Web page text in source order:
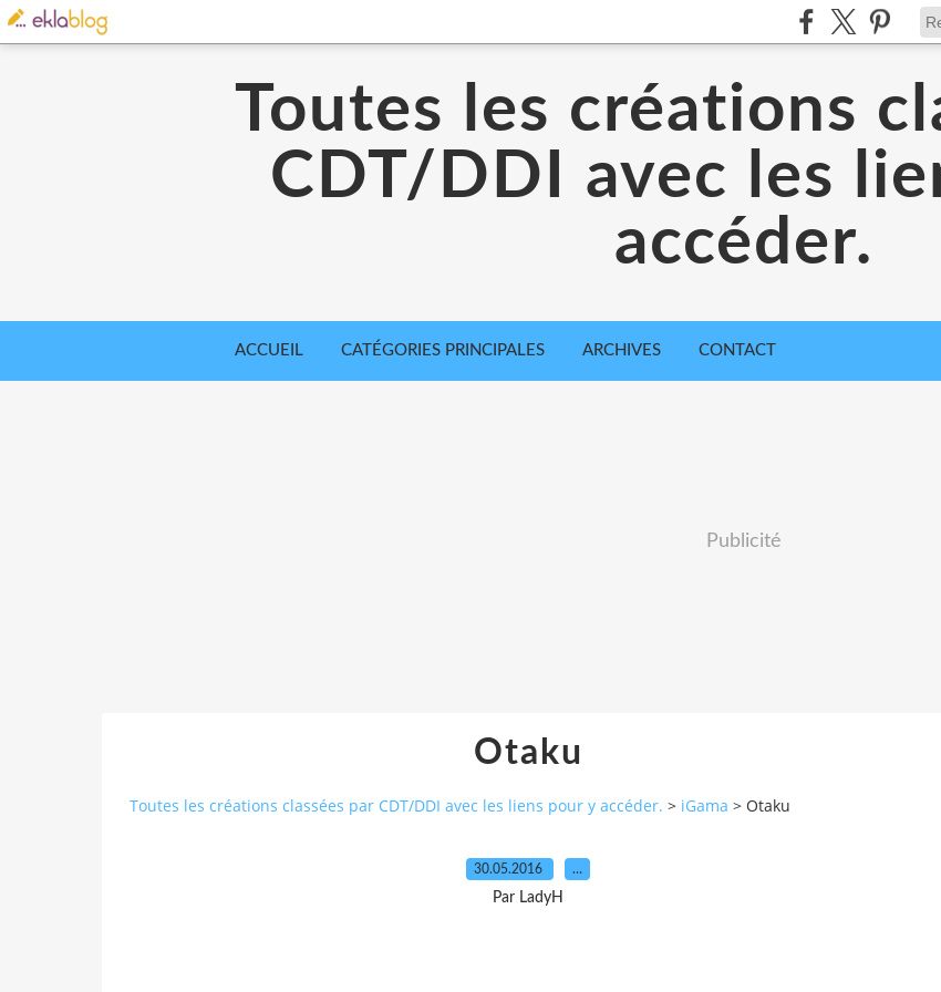
Toutes les créations
CDT/DDI avec les
accéder.
ACCUEIL CATÉGORIES PRINCIPALES ARCHIVES CONTACT
Publicité
Otaku
Toutes les créations classées par CDT/DDI avec les liens pour y accéder. > iGama > Otaku
30.05.2016 …
Par LadyH